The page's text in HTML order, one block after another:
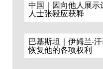
中国｜因向他人展示
人士张毅应获释
巴基斯坦｜伊姆兰·
恢复他的各项权利